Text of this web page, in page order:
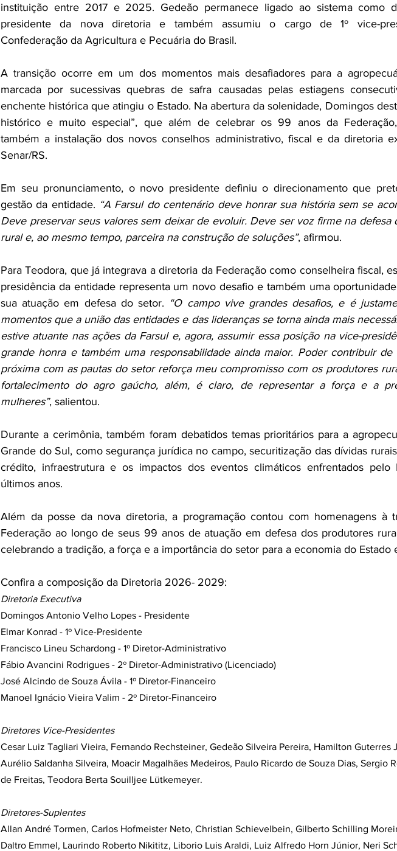
instituição entre 2017 e 2025. Gedeão permanece ligado ao sistema como
presidente da nova diretoria e também assumiu o cargo de 1º vice-
Confederação da Agricultura e Pecuária do Brasil.
A transição ocorre em um dos momentos mais desafiadores para a
marcada por sucessivas quebras de safra causadas pelas estiagens
enchente histórica que atingiu o Estado. Na abertura da solenidade, Domingos
histórico e muito especial”, que além de celebrar os 99 anos da
também a instalação dos novos conselhos administrativo, fiscal e da diretoria
Senar/RS.
Em seu pronunciamento, o novo presidente definiu o direcionamento que
gestão da entidade. “A Farsul do centenário deve honrar sua história sem se
Deve preservar seus valores sem deixar de evoluir. Deve ser voz firme na defesa
rural e, ao mesmo tempo, parceira na construção de soluções”, afirmou.
Para Teodora, que já integrava a diretoria da Federação como conselheira fiscal,
presidência da entidade representa um novo desafio e também uma
sua atuação em defesa do setor. “O campo vive grandes desafios, e é
momentos que a união das entidades e das lideranças se torna ainda mais
estive atuante nas ações da Farsul e, agora, assumir essa posição na vice-
grande honra e também uma responsabilidade ainda maior. Poder contribuir de
próxima com as pautas do setor reforça meu compromisso com os produtores
fortalecimento do agro gaúcho, além, é claro, de representar a força e a
mulheres”, salientou.
Durante a cerimônia, também foram debatidos temas prioritários para a
Grande do Sul, como segurança jurídica no campo, securitização das dívidas
crédito, infraestrutura e os impactos dos eventos climáticos enfrentados pelo
últimos anos.
Além da posse da nova diretoria, a programação contou com homenagens à
Federação ao longo de seus 99 anos de atuação em defesa dos produtores
celebrando a tradição, a força e a importância do setor para a economia do Estado
Confira a composição da Diretoria 2026- 2029:
Diretoria Executiva
Domingos Antonio Velho Lopes - Presidente
Elmar Konrad - 1º Vice-Presidente
Francisco Lineu Schardong - 1º Diretor-Administrativo
Fábio Avancini Rodrigues - 2º Diretor-Administrativo (Licenciado)
José Alcindo de Souza Ávila - 1º Diretor-Financeiro
Manoel Ignácio Vieira Valim - 2º Diretor-Financeiro
Diretores Vice-Presidentes
Cesar Luiz Tagliari Vieira, Fernando Rechsteiner, Gedeão Silveira Pereira, Hamilton Guterres
Aurélio Saldanha Silveira, Moacir Magalhães Medeiros, Paulo Ricardo de Souza Dias, Sergio
de Freitas, Teodora Berta Souilljee Lütkemeyer.
Diretores-Suplentes
Allan André Tormen, Carlos Hofmeister Neto, Christian Schievelbein, Gilberto Schilling
Daltro Emmel, Laurindo Roberto Nikititz, Liborio Luis Araldi, Luiz Alfredo Horn Júnior, Neri